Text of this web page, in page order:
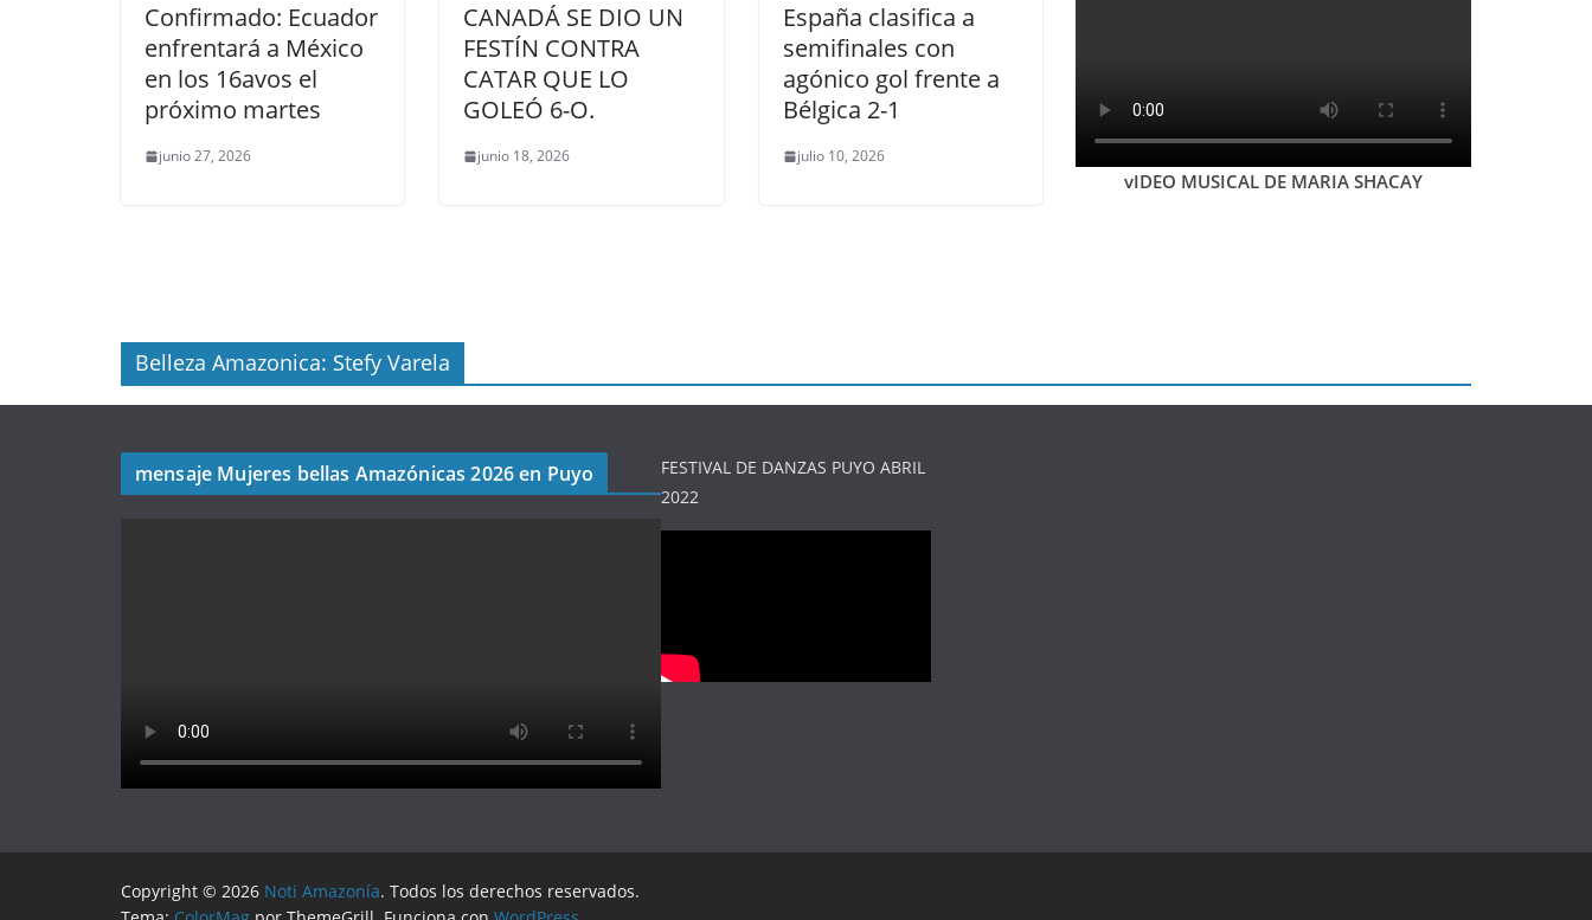
Confirmado: Ecuador
enfrentará a México
en los 16avos el
próximo martes
junio 27, 2026
CANADÁ SE DIO UN
FESTÍN CONTRA
CATAR QUE LO
GOLEÓ 6-O.
junio 18, 2026
España clasifica a
semifinales con
agónico gol frente a
Bélgica 2-1
julio 10, 2026
vIDEO MUSICAL DE MARIA SHACAY
Belleza Amazonica: Stefy Varela
mensaje Mujeres bellas Amazónicas 2026 en Puyo
FESTIVAL DE DANZAS PUYO ABRIL
2022
Copyright © 2026 Noti Amazonía. Todos los derechos reservados.